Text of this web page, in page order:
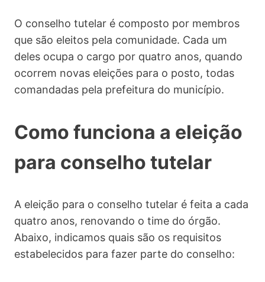
O conselho tutelar é composto por membros
que são eleitos pela comunidade. Cada um
deles ocupa o cargo por quatro anos, quando
ocorrem novas eleições para o posto, todas
comandadas pela prefeitura do município.
Como funciona a eleição
para conselho tutelar
A eleição para o conselho tutelar é feita a cada
quatro anos, renovando o time do órgão.
Abaixo, indicamos quais são os requisitos
estabelecidos para fazer parte do conselho: